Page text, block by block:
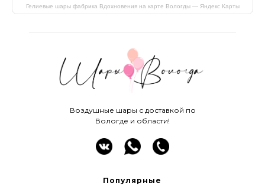
Гелиевые шары фабрика Вдохновения на карте Вологды — Яндекс Карты
Воздушные шары с доставкой по
Вологде и области!
Популярные